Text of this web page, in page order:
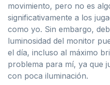
movimiento, pero no es
significativamente a los
como yo. Sin embargo,
luminosidad del monitor
el día, incluso al máximo
problema para mí, ya que
con poca iluminación.